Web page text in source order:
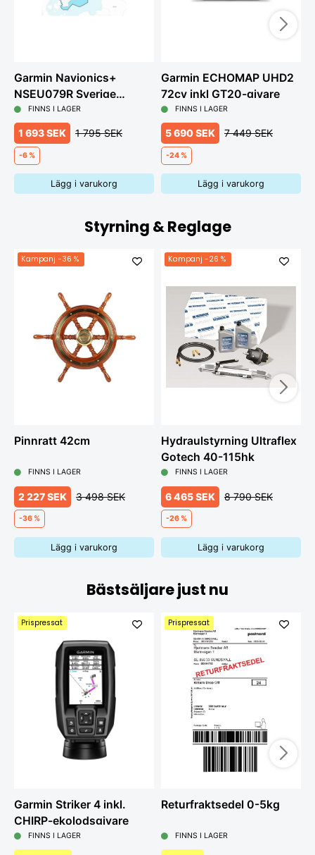
Garmin Navionics+
NSEU079R Sverige
sydost
FINNS I LAGER
1 693 SEK 1 795 SEK
-6 %
Lägg i varukorg
Garmin ECHOMAP UHD2
72cv inkl GT20-givare
FINNS I LAGER
5 690 SEK 7 449 SEK
-24 %
Lägg i varukorg
Styrning & Reglage
Kampanj -36 %
Pinnratt 42cm
FINNS I LAGER
2 227 SEK 3 498 SEK
-36 %
Lägg i varukorg
Kampanj -26 %
Hydraulstyrning Ultraflex
Gotech 40-115hk
FINNS I LAGER
6 465 SEK 8 790 SEK
-26 %
Lägg i varukorg
Bästsäljare just nu
Prispressat
Garmin Striker 4 inkl.
CHIRP-ekolodsgivare
FINNS I LAGER
Prispressat
Returfraktsedel 0-5kg
FINNS I LAGER